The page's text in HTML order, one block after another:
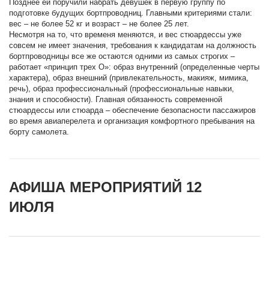
Позднее ей поручили набрать девушек в первую группу по
подготовке будущих бортпроводниц. Главными критериями стали:
вес – не более 52 кг и возраст – не более 25 лет.
Несмотря на то, что временя меняются, и вес стюардессы уже
совсем не имеет значения, требования к кандидатам на должность
бортпроводницы все же остаются одними из самых строгих –
работает «принцип трех О»: образ внутренний (определенные черты
характера), образ внешний (привлекательность, макияж, мимика,
речь), образ профессиональный (профессиональные навыки,
знания и способности). Главная обязанность современной
стюардессы или стюарда – обеспечение безопасности пассажиров
во время авиаперелета и организация комфортного пребывания на
борту самолета.
АФИША МЕРОПРИЯТИЙ 12
ИЮЛЯ